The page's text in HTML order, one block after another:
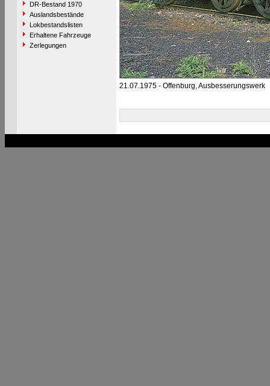
DR-Bestand 1970
Auslandsbestände
Lokbestandslisten
Erhaltene Fahrzeuge
Zerlegungen
21.07.1975 - Offenburg, Ausbesserungswerk